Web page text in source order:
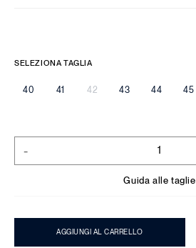
SELEZIONA TAGLIA
40 41 42 43 44 45
-
Guida alle taglie
AGGIUNGI AL CARRELLO